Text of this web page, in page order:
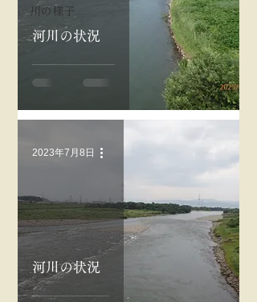
川の様子
河川の状況
河川の状況
2023年7月8日